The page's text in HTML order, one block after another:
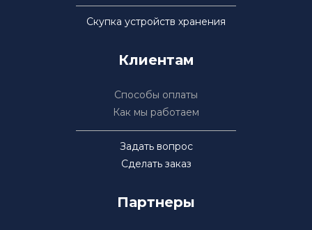
Скупка устройств хранения
Клиентам
Способы оплаты
Как мы работаем
Задать вопрос
Сделать заказ
Партнеры